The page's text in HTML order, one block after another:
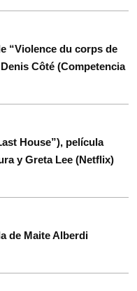
“Violence du corps de
Côté (Competencia
House”), película
y Greta Lee (Netflix)
de Maite Alberdi